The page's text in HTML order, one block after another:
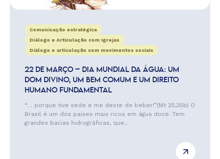
Comunicação estratégica
Diálogo e Articulação com Igrejas
Diálogo e articulação com movimentos sociais
22 DE MARÇO – DIA MUNDIAL DA ÁGUA: UM
DOM DIVINO, UM BEM COMUM E UM DIREITO
HUMANO FUNDAMENTAL
“… porque tive sede e me deste de beber!”(Mt 25,35b) O
Brasil é um dos países mais ricos em água doce. Tem
grandes bacias hidrográficas, que...